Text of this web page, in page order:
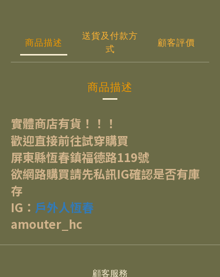
商品描述
送貨及付款方
式
顧客評價
商品描述
實體商店有貨！！！
歡迎直接前往試穿購買
屏東縣恆春鎮福德路119號
欲網路購買請先私訊IG確認是否有庫
存
IG： 戶外人恆春
amouter_hc
顧客服務